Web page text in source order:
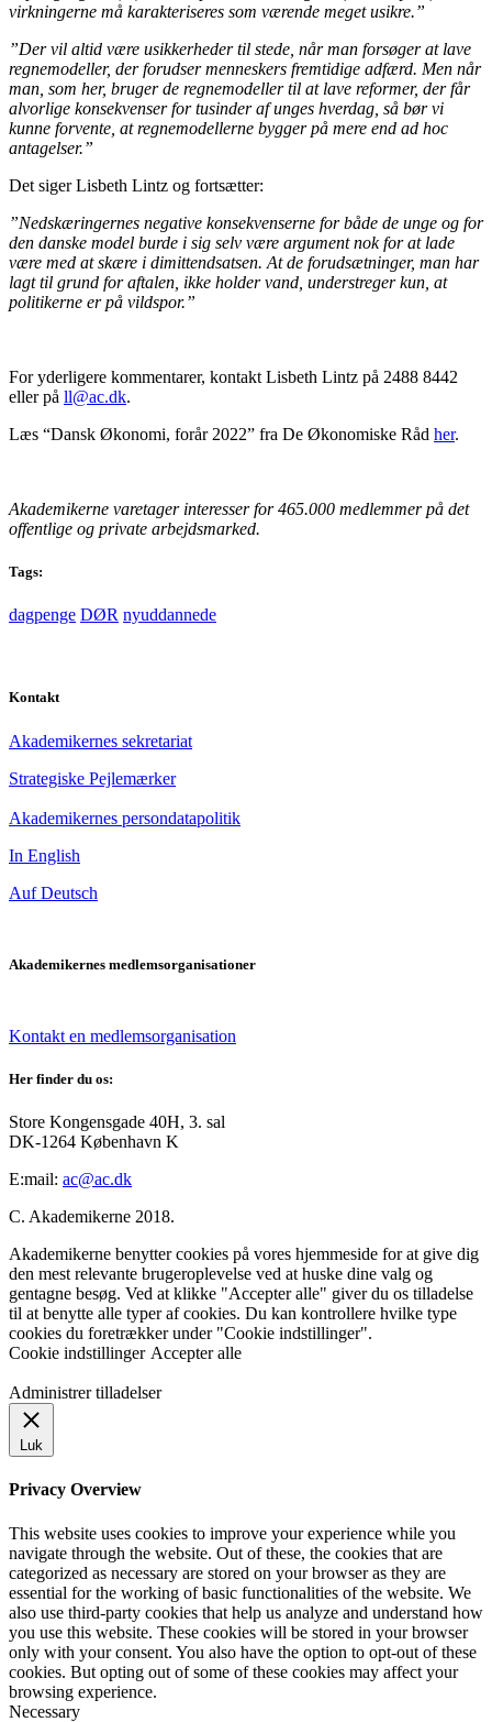
virkningerne må karakteriseres som værende meget usikre.”
”Der vil altid være usikkerheder til stede, når man forsøger at lave
regnemodeller, der forudser menneskers fremtidige adfærd. Men når
man, som her, bruger de regnemodeller til at lave reformer, der får
alvorlige konsekvenser for tusinder af unges hverdag, så bør vi
kunne forvente, at regnemodellerne bygger på mere end ad hoc
antagelser.”
Det siger Lisbeth Lintz og fortsætter:
”Nedskæringernes negative konsekvenserne for både de unge og for
den danske model burde i sig selv være argument nok for at lade
være med at skære i dimittendsatsen. At de forudsætninger, man har
lagt til grund for aftalen, ikke holder vand, understreger kun, at
politikerne er på vildspor.”
For yderligere kommentarer, kontakt Lisbeth Lintz på 2488 8442
eller på ll@ac.dk.
Læs “Dansk Økonomi, forår 2022” fra De Økonomiske Råd her.
Akademikerne varetager interesser for 465.000 medlemmer på det
offentlige og private arbejdsmarked.
Tags:
dagpenge DØR nyuddannede
Kontakt
Akademikernes sekretariat
Strategiske Pejlemærker
Akademikernes persondatapolitik
In English
Auf Deutsch
Akademikernes medlemsorganisationer
Kontakt en medlemsorganisation
Her finder du os:
Store Kongensgade 40H, 3. sal
DK-1264 København K
E:mail: ac@ac.dk
C. Akademikerne 2018.
Akademikerne benytter cookies på vores hjemmeside for at give dig
den mest relevante brugeroplevelse ved at huske dine valg og
gentagne besøg. Ved at klikke "Accepter alle" giver du os tilladelse
til at benytte alle typer af cookies. Du kan kontrollere hvilke type
cookies du foretrækker under "Cookie indstillinger".
Cookie indstillinger Accepter alle
Administrer tilladelser
Luk
Privacy Overview
This website uses cookies to improve your experience while you
navigate through the website. Out of these, the cookies that are
categorized as necessary are stored on your browser as they are
essential for the working of basic functionalities of the website. We
also use third-party cookies that help us analyze and understand how
you use this website. These cookies will be stored in your browser
only with your consent. You also have the option to opt-out of these
cookies. But opting out of some of these cookies may affect your
browsing experience.
Necessary